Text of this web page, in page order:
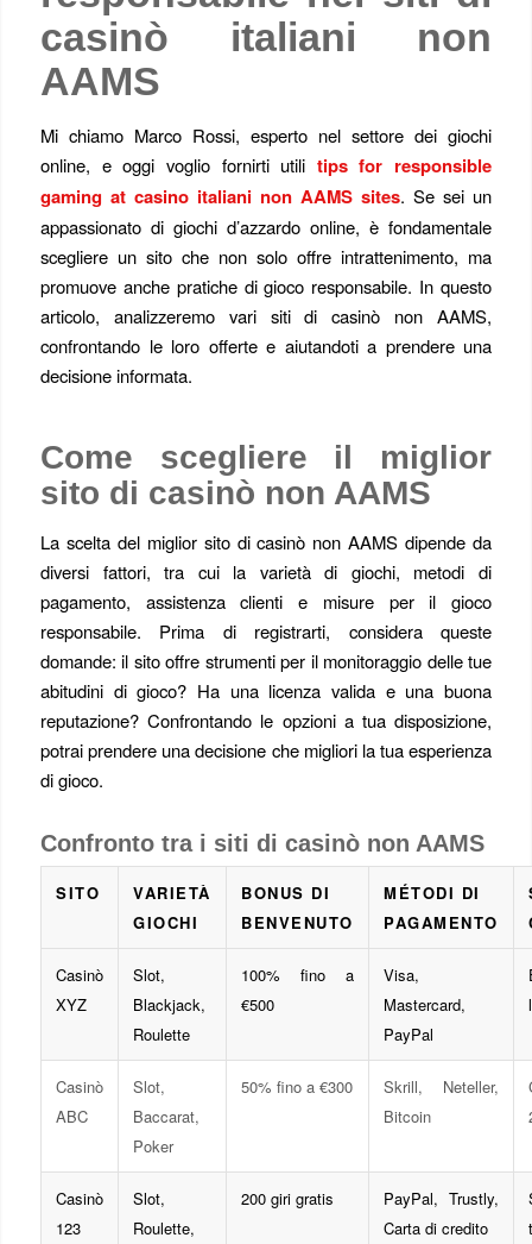
casinò italiani non
AAMS
Mi chiamo Marco Rossi, esperto nel settore dei giochi
online, e oggi voglio fornirti utili tips for responsible
gaming at casino italiani non AAMS sites. Se sei un
appassionato di giochi d’azzardo online, è fondamentale
scegliere un sito che non solo offre intrattenimento, ma
promuove anche pratiche di gioco responsabile. In questo
articolo, analizzeremo vari siti di casinò non AAMS,
confrontando le loro offerte e aiutandoti a prendere una
decisione informata.
Come scegliere il miglior
sito di casinò non AAMS
La scelta del miglior sito di casinò non AAMS dipende da
diversi fattori, tra cui la varietà di giochi, metodi di
pagamento, assistenza clienti e misure per il gioco
responsabile. Prima di registrarti, considera queste
domande: il sito offre strumenti per il monitoraggio delle tue
abitudini di gioco? Ha una licenza valida e una buona
reputazione? Confrontando le opzioni a tua disposizione,
potrai prendere una decisione che migliori la tua esperienza
di gioco.
Confronto tra i siti di casinò non AAMS
SITO
VARIETÀ
GIOCHI
BONUS DI
BENVENUTO
MÉTODI DI
PAGAMENTO
Casinò
XYZ
Slot,
Blackjack,
Roulette
100% fino a
€500
Visa,
Mastercard,
PayPal
Casinò
ABC
Slot,
Baccarat,
Poker
50% fino a €300
Skrill, Neteller,
Bitcoin
Casinò
123
Slot,
Roulette,
200 giri gratis
PayPal, Trustly,
Carta di credito